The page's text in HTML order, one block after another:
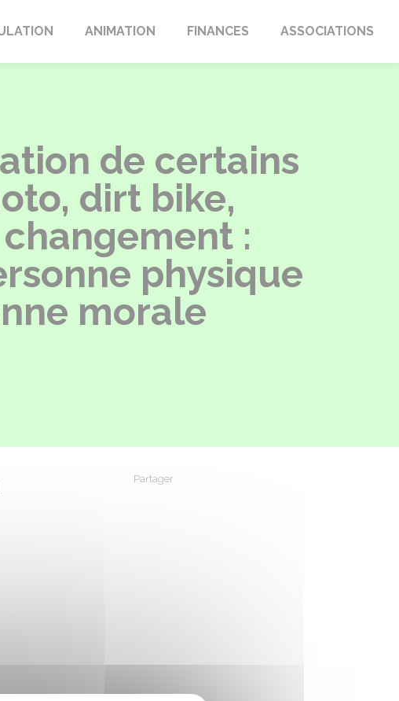
ANIMATION FINANCES ASSOCIATIONS
de certains
dirt bike,
:
physique
morale
Partager